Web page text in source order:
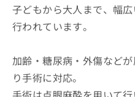
子どもから大人まで、幅
行われています。
加齢・糖尿病・外傷など
り手術に対応。